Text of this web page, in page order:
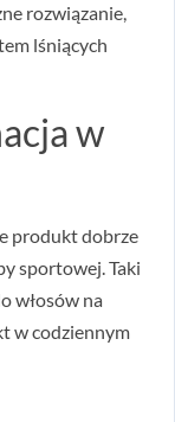
rozwiązanie,
lśniących
w
produkt dobrze
sportowej. Taki
włosów na
w codziennym